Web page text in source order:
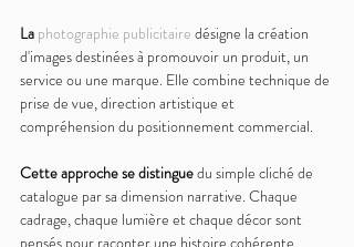
La photographie publicitaire désigne la création
d'images destinées à promouvoir un produit, un
service ou une marque. Elle combine technique de
prise de vue, direction artistique et
compréhension du positionnement commercial.
Cette approche se distingue du simple cliché de
catalogue par sa dimension narrative. Chaque
cadrage, chaque lumière et chaque décor sont